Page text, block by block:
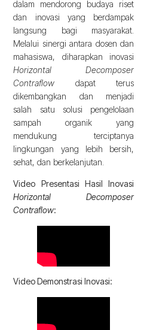
dalam mendorong budaya riset
dan inovasi yang berdampak
langsung bagi masyarakat.
Melalui sinergi antara dosen dan
mahasiswa, diharapkan inovasi
Horizontal Decomposer
Contraflow dapat terus
dikembangkan dan menjadi
salah satu solusi pengelolaan
sampah organik yang
mendukung terciptanya
lingkungan yang lebih bersih,
sehat, dan berkelanjutan.
Video Presentasi Hasil Inovasi
Horizontal Decomposer
Contraflow:
Video Demonstrasi Inovasi: